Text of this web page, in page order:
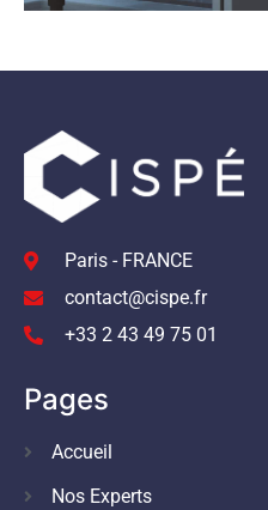
Paris - FRANCE
contact@cispe.fr
+33 2 43 49 75 01
Pages
Accueil
Nos Experts